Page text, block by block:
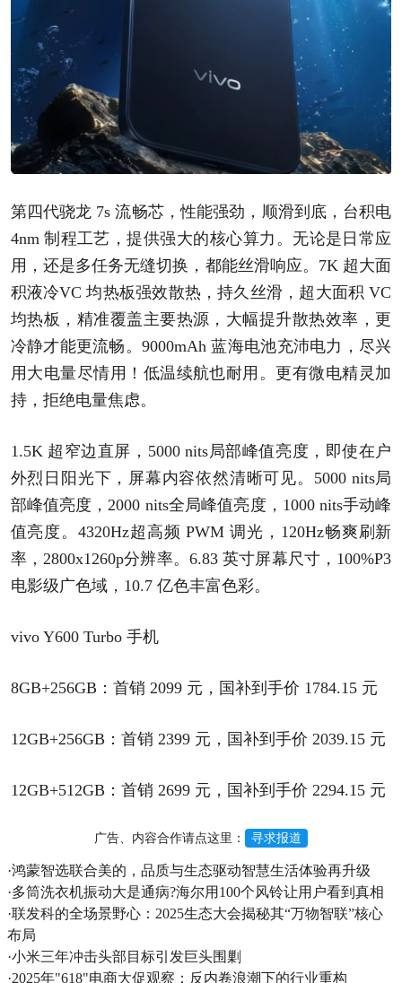
第四代骁龙 7s 流畅芯，性能强劲，顺滑到底，台积电
4nm 制程工艺，提供强大的核心算力。无论是日常应
用，还是多任务无缝切换，都能丝滑响应。7K 超大面
积液冷VC 均热板强效散热，持久丝滑，超大面积 VC
均热板，精准覆盖主要热源，大幅提升散热效率，更
冷静才能更流畅。9000mAh 蓝海电池充沛电力，尽兴
用大电量尽情用！低温续航也耐用。更有微电精灵加
持，拒绝电量焦虑。
1.5K 超窄边直屏，5000 nits局部峰值亮度，即使在户
外烈日阳光下，屏幕内容依然清晰可见。5000 nits局
部峰值亮度，2000 nits全局峰值亮度，1000 nits手动峰
值亮度。4320Hz超高频 PWM 调光，120Hz畅爽刷新
率，2800x1260p分辨率。6.83 英寸屏幕尺寸，100%P3
电影级广色域，10.7 亿色丰富色彩。
vivo Y600 Turbo 手机
8GB+256GB：首销 2099 元，国补到手价 1784.15 元
12GB+256GB：首销 2399 元，国补到手价 2039.15 元
12GB+512GB：首销 2699 元，国补到手价 2294.15 元
广告、内容合作请点这里： 寻求报道
·鸿蒙智选联合美的，品质与生态驱动智慧生活体验再升级
·多筒洗衣机振动大是通病?海尔用100个风铃让用户看到真相
·联发科的全场景野心：2025生态大会揭秘其“万物智联”核心
布局
·小米三年冲击头部目标引发巨头围剿
·2025年"618"电商大促观察：反内卷浪潮下的行业重构